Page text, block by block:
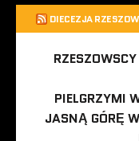
DIECEZJA
PIELGRZYMI
JASNĄ GÓRĘ